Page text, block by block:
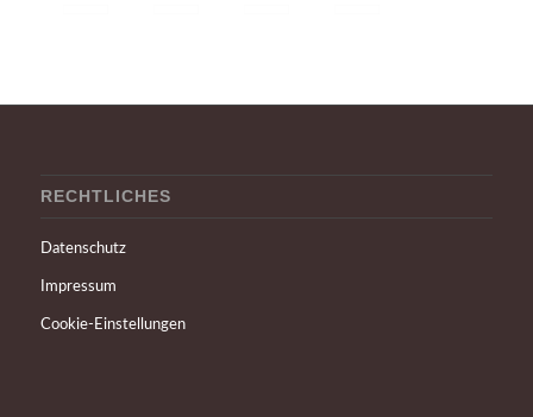
RECHTLICHES
Datenschutz
Impressum
Cookie-Einstellungen